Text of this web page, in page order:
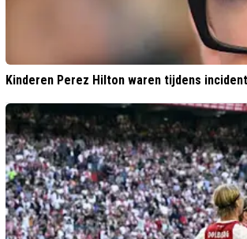
Kinderen Perez Hilton waren tijdens